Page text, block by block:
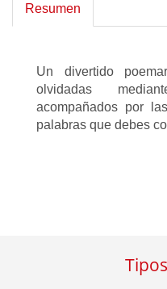
Resumen
Un divertido
olvidadas
acompañados por
palabras que debes